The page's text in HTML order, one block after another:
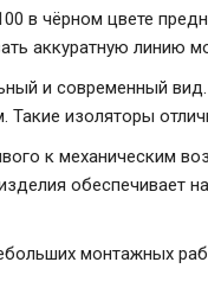
в чёрном цвете
аккуратную линию
и современный
изоляторы
к механическим
монтажных